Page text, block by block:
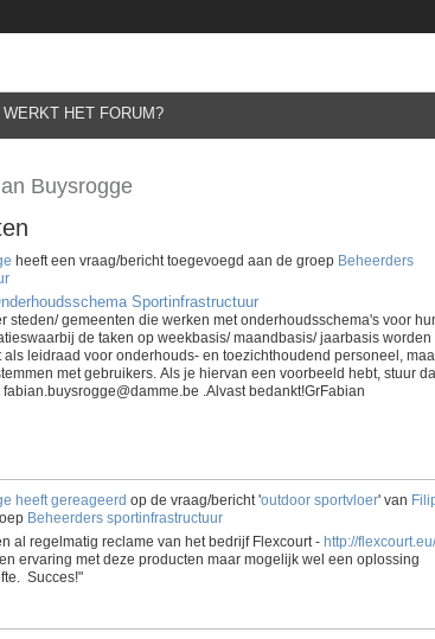
WERKT HET FORUM?
Buysrogge
heeft een vraag/bericht toegevoegd aan de groep Beheerders
Sportinfrastructuur
steden/ gemeenten die werken met onderhoudsschema's voor
de taken op weekbasis/ maandbasis/ jaarbasis worden
leidraad voor onderhouds- en toezichthoudend personeel,
met gebruikers. Als je hiervan een voorbeeld hebt, stuur
.Alvast bedankt!GrFabian
heeft gereageerd op de vraag/bericht 'outdoor sportvloer' van
Beheerders sportinfrastructuur
al regelmatig reclame van het bedrijf Flexcourt - http://
ervaring met deze producten maar mogelijk wel een oplossing
Succes!"